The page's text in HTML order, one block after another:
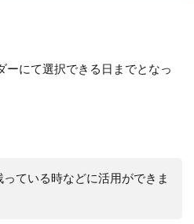
ーにて選択できる日までとなっ
ている時などに活用ができま